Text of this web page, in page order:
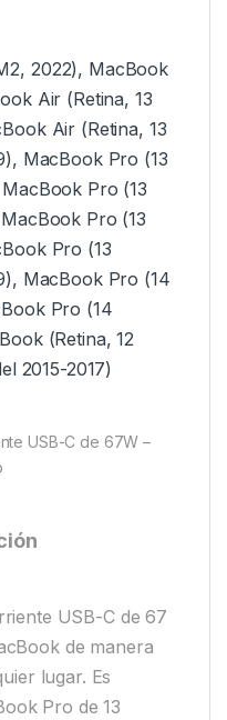
2022), MacBook
Air (Retina, 13
Air (Retina, 13
MacBook Pro (13
Pro (13
Pro (13
Pro (13
MacBook Pro (14
Pro (14
(Retina, 12
2015-2017)
USB-C de 67W –
USB-C de 67
de manera
lugar. Es
Pro de 13